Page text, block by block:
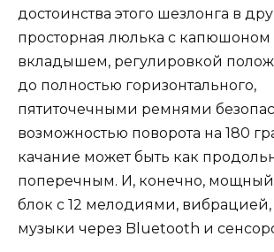
достоинства этого шезлонга в
просторная люлька с
вкладышем, регулировкой
до полностью горизонтального,
пятиточечными ремнями
возможностью поворота на 180
качание может быть как
поперечным. И, конечно,
блок с 12 мелодиями, вибрацией,
музыки через Bluetooth и